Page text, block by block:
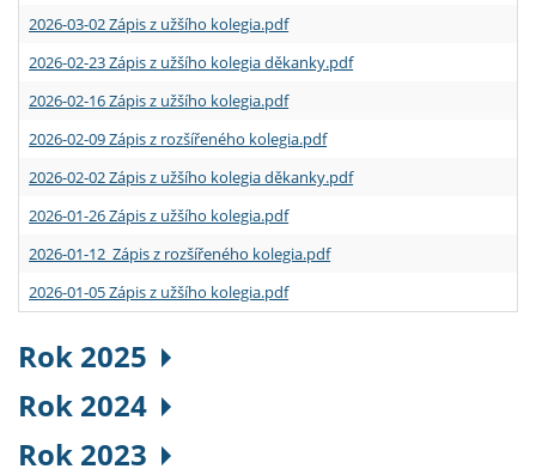
2026-03-02 Zápis z užšího kolegia.pdf
2026-02-23 Zápis z užšího kolegia děkanky.pdf
2026-02-16 Zápis z užšího kolegia.pdf
2026-02-09 Zápis z rozšířeného kolegia.pdf
2026-02-02 Zápis z užšího kolegia děkanky.pdf
2026-01-26 Zápis z užšího kolegia.pdf
2026-01-12 Zápis z rozšířeného kolegia.pdf
2026-01-05 Zápis z užšího kolegia.pdf
Rok 2025
Rok 2024
Rok 2023